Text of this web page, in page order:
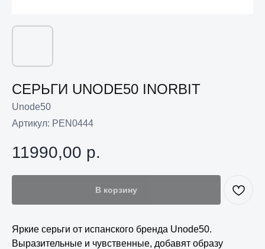
СЕРЬГИ UNODE50 INORBIT
Unode50
Артикул: PEN0444
11990,00 р.
В корзину
Яркие серьги от испанского бренда Unode50.
Выразительные и чувственные, добавят образу